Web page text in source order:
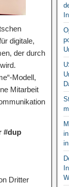
digitale,
der durch
Modell,
Mitarbeit
#dup
Dritter